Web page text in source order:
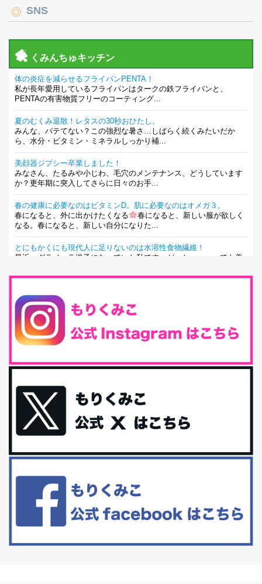
SNS
くみんちゅキッチン
体の炎症を減らせるフライパンPENTA！
私が長年愛用しているフライパンはタークの鉄フライパンと、
PENTAの有害物質フリーのコーティング...
夏のむくみ退散！レタスの30秒おひたし。
みんな、バテてない？この強烈な暑さ…しばらく続くみたいだか
ら、水分・ビタミン・ミネラルしっかり補...
美顔器ジプシー卒業しました！
みなさん、たるみや小じわ、毛穴のメンテナンス、どうしています
か？更年期に突入してさらに日々のお手...
春の健康に必要なのはビタミンD。肌に必要なのはオメガ３。
春になると、外に出かけたくなる
春になると、新しい服が欲しく
なる。春になると、新しい自分になりた...
とにもかくにも現代人に足りないのは水溶性食物繊維！
最近、グラノーラ迷子になっていた私です。が、と〜〜〜っても美
腸内環境を整えることは、健康維持の中でいっちばん大事！だと私
は思っています。 ヒトの免...
iHerb特大セール終了間近！みんな何買う？
最近お風呂上がりの炭酸水をシリカシリカにしているんだけど確か
今回は、最近毎回定期的に購入している「楽天ふるさと納税」の返
礼品トップ５を紹介します。今までいろ...
更年期を穏やかに乗りきるために今できる５つのこと。
アラフィフからの体と心の整え方。 私も気づけばアラフィフ、これ
といった更年期症状はまだ...
白髪・美容・免疫力、現代人に足りないのは海藻！
リーブオイルorごま油をたらす。&n...